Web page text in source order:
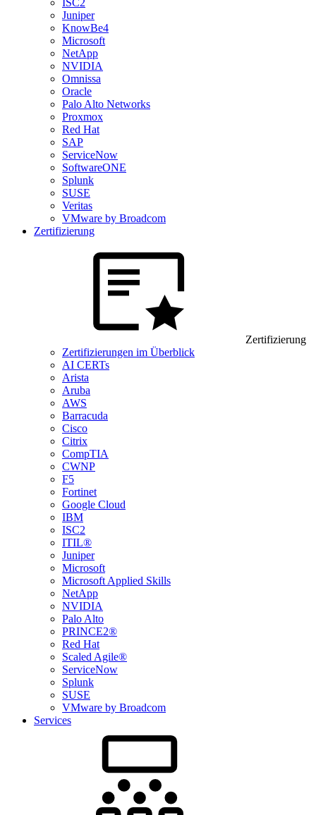
ISC2
Juniper
KnowBe4
Microsoft
NetApp
NVIDIA
Omnissa
Oracle
Palo Alto Networks
Proxmox
Red Hat
SAP
ServiceNow
SoftwareONE
Splunk
SUSE
Veritas
VMware by Broadcom
Zertifizierung
Zertifizierung
Zertifizierungen im Überblick
AI CERTs
Arista
Aruba
AWS
Barracuda
Cisco
Citrix
CompTIA
CWNP
F5
Fortinet
Google Cloud
IBM
ISC2
ITIL®
Juniper
Microsoft
Microsoft Applied Skills
NetApp
NVIDIA
Palo Alto
PRINCE2®
Red Hat
Scaled Agile®
ServiceNow
Splunk
SUSE
VMware by Broadcom
Services